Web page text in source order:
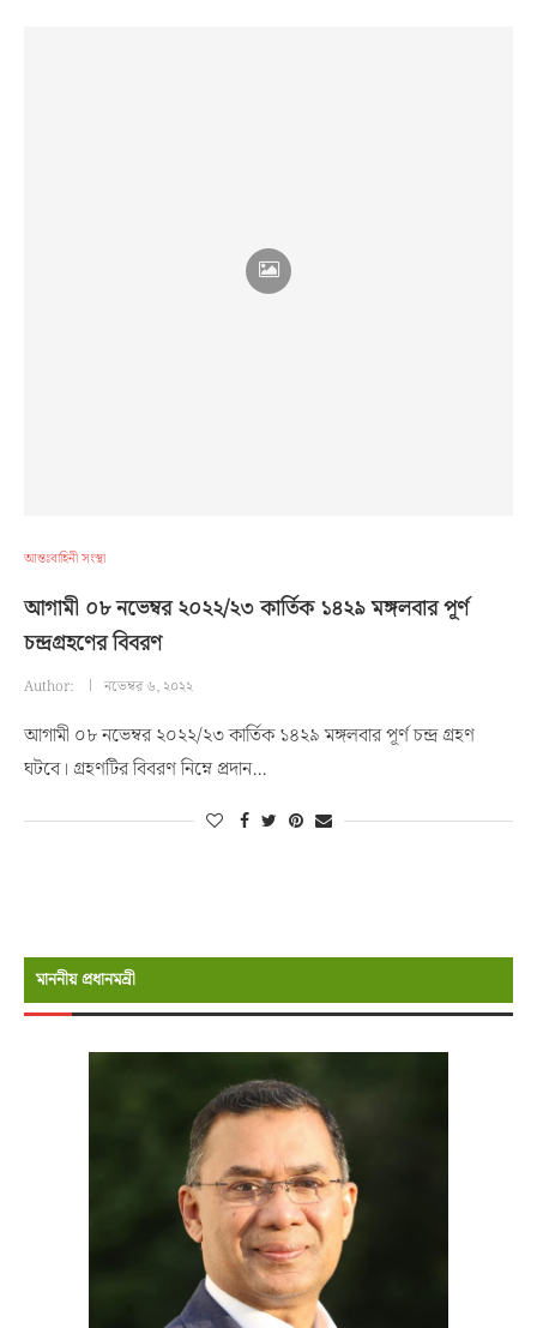
আন্তঃবাহিনী সংস্থা
আগামী ০৮ নভেম্বর ২০২২/২৩ কার্তিক ১৪২৯ মঙ্গলবার পূর্ণ
চন্দ্রগ্রহণের বিবরণ
Author: নভেম্বর ৬, ২০২২
আগামী ০৮ নভেম্বর ২০২২/২৩ কার্তিক ১৪২৯ মঙ্গলবার পূর্ণ চন্দ্র গ্রহণ
ঘটবে। গ্রহণটির বিবরণ নিম্নে প্রদান…
মাননীয় প্রধানমন্রী